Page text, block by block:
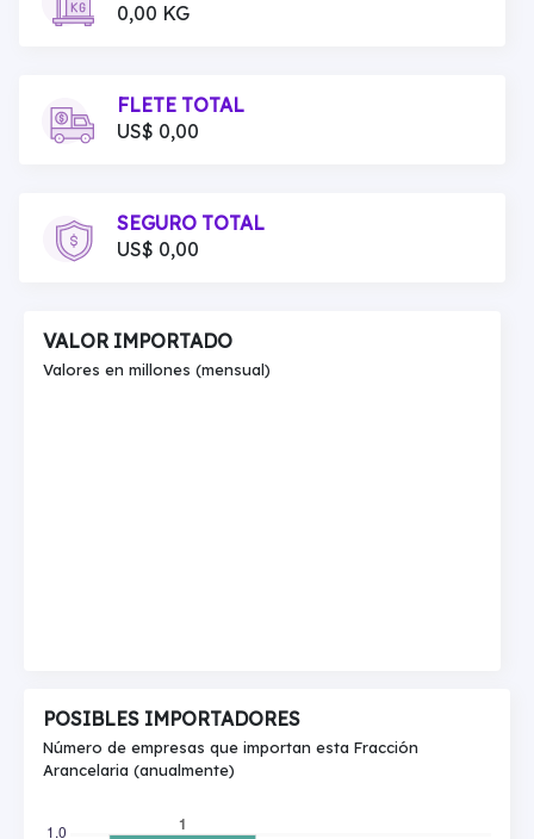
0,00 KG
FLETE TOTAL
US$ 0,00
SEGURO TOTAL
US$ 0,00
VALOR IMPORTADO
Valores en millones (mensual)
POSIBLES IMPORTADORES
Número de empresas que importan esta Fracción
Arancelaria (anualmente)